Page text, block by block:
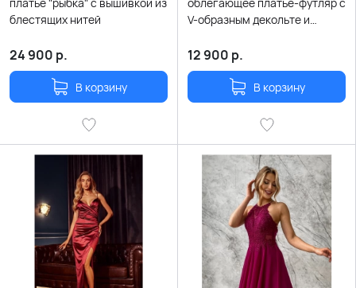
платье "рыбка" с вышивкой из
блестящих нитей
24 900 р.
В корзину
облегающее платье-футляр с
V-образным декольте и
12 900 р.
В корзину